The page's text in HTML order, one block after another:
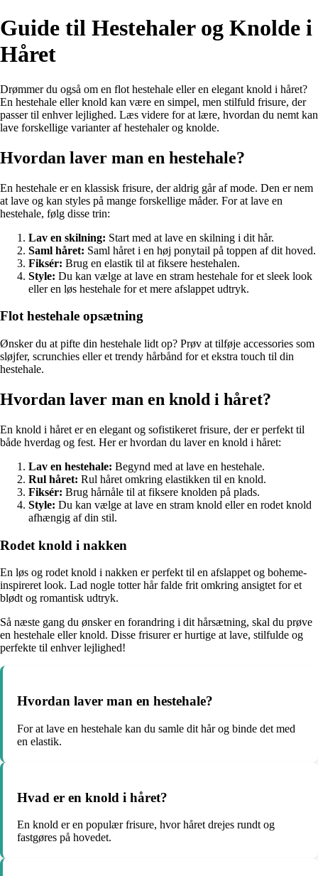
Guide til Hestehaler og Knolde i
Håret
Drømmer du også om en flot hestehale eller en elegant knold i håret?
En hestehale eller knold kan være en simpel, men stilfuld frisure, der
passer til enhver lejlighed. Læs videre for at lære, hvordan du nemt kan
lave forskellige varianter af hestehaler og knolde.
Hvordan laver man en hestehale?
En hestehale er en klassisk frisure, der aldrig går af mode. Den er nem
at lave og kan styles på mange forskellige måder. For at lave en
hestehale, følg disse trin:
Lav en skilning: Start med at lave en skilning i dit hår.
Saml håret: Saml håret i en høj ponytail på toppen af dit hoved.
Fiksér: Brug en elastik til at fiksere hestehalen.
Style: Du kan vælge at lave en stram hestehale for et sleek look
eller en løs hestehale for et mere afslappet udtryk.
Flot hestehale opsætning
Ønsker du at pifte din hestehale lidt op? Prøv at tilføje accessories som
sløjfer, scrunchies eller et trendy hårbånd for et ekstra touch til din
hestehale.
Hvordan laver man en knold i håret?
En knold i håret er en elegant og sofistikeret frisure, der er perfekt til
både hverdag og fest. Her er hvordan du laver en knold i håret:
Lav en hestehale: Begynd med at lave en hestehale.
Rul håret: Rul håret omkring elastikken til en knold.
Fiksér: Brug hårnåle til at fiksere knolden på plads.
Style: Du kan vælge at lave en stram knold eller en rodet knold
afhængig af din stil.
Rodet knold i nakken
En løs og rodet knold i nakken er perfekt til en afslappet og boheme-
inspireret look. Lad nogle totter hår falde frit omkring ansigtet for et
blødt og romantisk udtryk.
Så næste gang du ønsker en forandring i dit hårsætning, skal du prøve
en hestehale eller knold. Disse frisurer er hurtige at lave, stilfulde og
perfekte til enhver lejlighed!
Hvordan laver man en hestehale?
For at lave en hestehale kan du samle dit hår og binde det med
en elastik.
Hvad er en knold i håret?
En knold er en populær frisure, hvor håret drejes rundt og
fastgøres på hovedet.